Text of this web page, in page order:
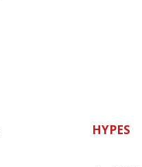
HYPES